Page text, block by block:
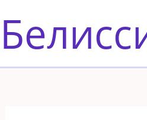
к
содержимому